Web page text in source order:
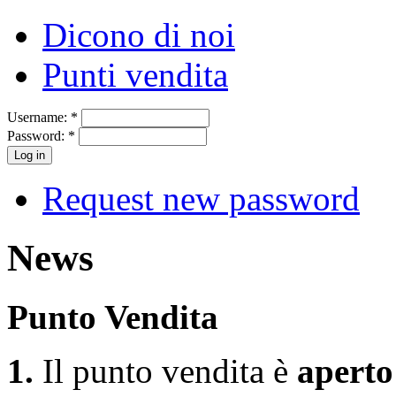
Dicono di noi
Punti vendita
Username: *
Password: *
Request new password
News
Punto Vendita
1. Il punto vendita è